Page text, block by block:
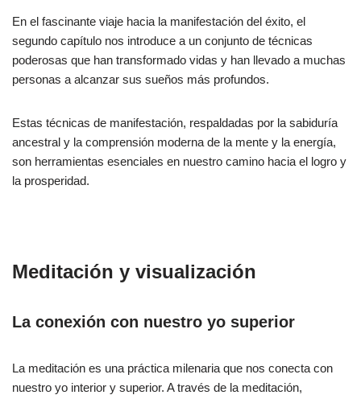
En el fascinante viaje hacia la manifestación del éxito, el
segundo capítulo nos introduce a un conjunto de técnicas
poderosas que han transformado vidas y han llevado a muchas
personas a alcanzar sus sueños más profundos.
Estas técnicas de manifestación, respaldadas por la sabiduría
ancestral y la comprensión moderna de la mente y la energía,
son herramientas esenciales en nuestro camino hacia el logro y
la prosperidad.
Meditación y visualización
La conexión con nuestro yo superior
La meditación es una práctica milenaria que nos conecta con
nuestro yo interior y superior. A través de la meditación,